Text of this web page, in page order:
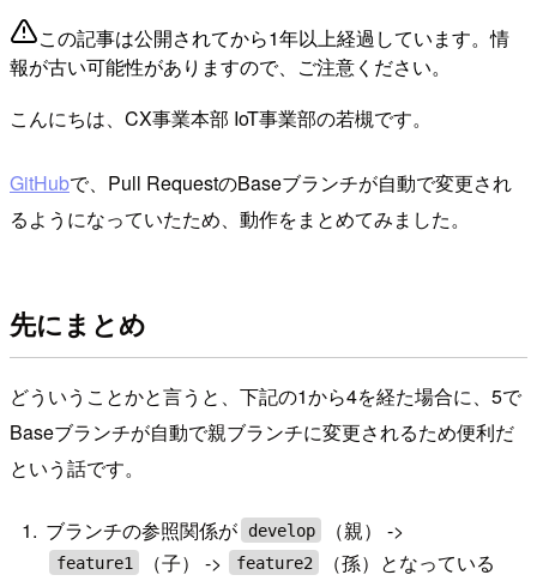
この記事は公開されてから1年以上経過しています。情
報が古い可能性がありますので、ご注意ください。
こんにちは、CX事業本部 IoT事業部の若槻です。
GitHubで、Pull RequestのBaseブランチが自動で変更され
るようになっていたため、動作をまとめてみました。
先にまとめ
どういうことかと言うと、下記の1から4を経た場合に、5で
Baseブランチが自動で親ブランチに変更されるため便利だ
という話です。
ブランチの参照関係が develop （親） ->
feature1 （子） -> feature2 （孫）となっている